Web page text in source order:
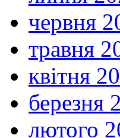
червня
травня
квітня
березня
лютого